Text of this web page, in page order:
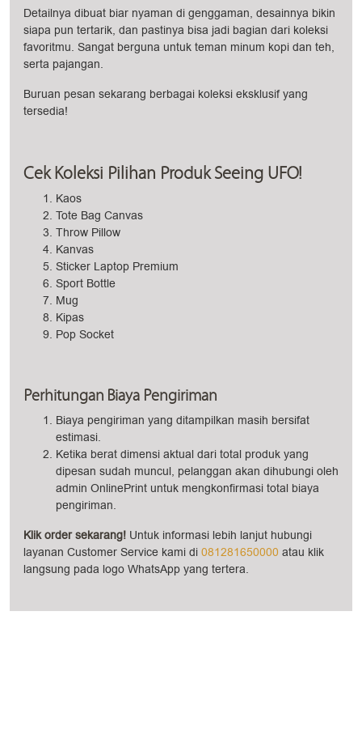
Detailnya dibuat biar nyaman di genggaman, desainnya bikin
siapa pun tertarik, dan pastinya bisa jadi bagian dari koleksi
favoritmu. Sangat berguna untuk teman minum kopi dan teh,
serta pajangan.
Buruan pesan sekarang berbagai koleksi eksklusif yang
tersedia!
Cek Koleksi Pilihan Produk Seeing UFO!
Kaos
Tote Bag Canvas
Throw Pillow
Kanvas
Sticker Laptop Premium
Sport Bottle
Mug
Kipas
Pop Socket
Perhitungan Biaya Pengiriman
Biaya pengiriman yang ditampilkan masih bersifat
estimasi.
Ketika berat dimensi aktual dari total produk yang
dipesan sudah muncul, pelanggan akan dihubungi oleh
admin OnlinePrint untuk mengkonfirmasi total biaya
pengiriman.
Klik order sekarang! Untuk informasi lebih lanjut hubungi
layanan Customer Service kami di 081281650000 atau klik
langsung pada logo WhatsApp yang tertera.